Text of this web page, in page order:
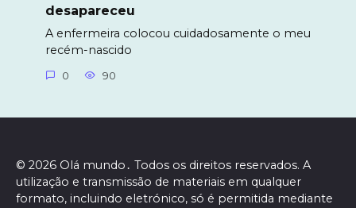
desapareceu
A enfermeira colocou cuidadosamente o meu
recém-nascido
0 90
© 2026 Olá mundo․ Todos os direitos reservados. A
utilização e transmissão de materiais em qualquer
formato, incluindo eletrónico, só é permitida mediante